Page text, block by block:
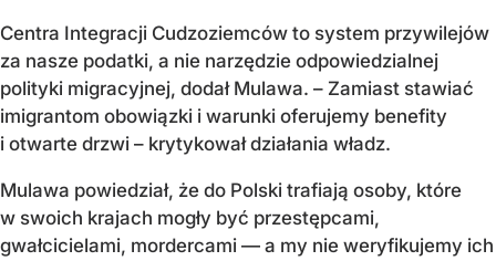
Centra Integracji Cudzoziemców to system przywilejów
za nasze podatki, a nie narzędzie odpowiedzialnej
polityki migracyjnej, dodał Mulawa. – Zamiast stawiać
imigrantom obowiązki i warunki oferujemy benefity
i otwarte drzwi – krytykował działania władz.
Mulawa powiedział, że do Polski trafiają osoby, które
w swoich krajach mogły być przestępcami,
gwałcicielami, mordercami — a my nie weryfikujemy ich